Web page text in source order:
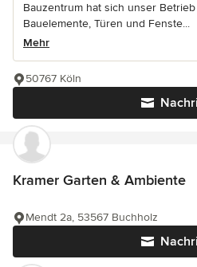
Bauzentrum hat sich unser
Bauelemente, Türen und Fenste...
Mehr
50767 Köln
Kramer Garten & Ambiente
Mendt 2a, 53567 Buchholz